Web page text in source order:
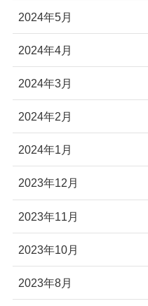
2024年5月
2024年4月
2024年3月
2024年2月
2024年1月
2023年12月
2023年11月
2023年10月
2023年8月